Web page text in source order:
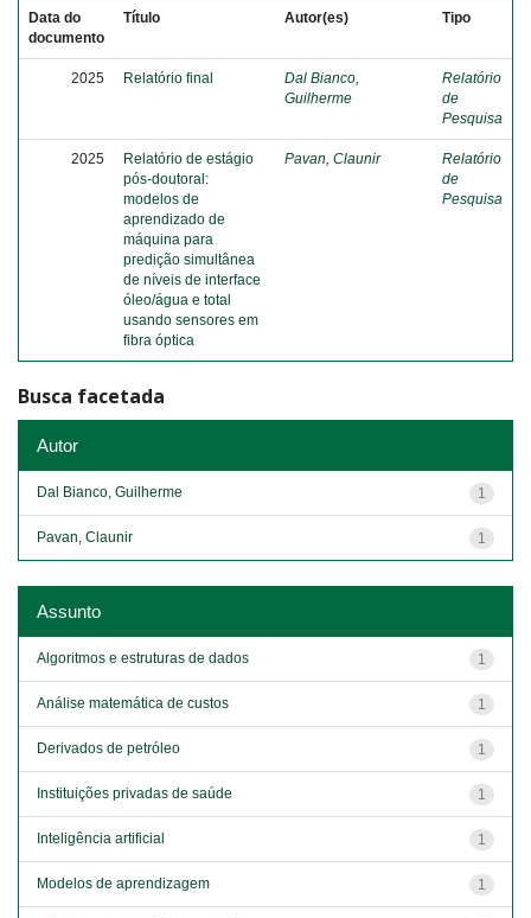
Data do
documento
Título Autor(es) Tipo
2025 Relatório final
Dal Bianco,
Guilherme
Relatório
de
Pesquisa
2025
Relatório de estágio
pós-doutoral:
modelos de
aprendizado de
máquina para
predição simultânea
de níveis de interface
óleo/água e total
usando sensores em
fibra óptica
Pavan, Claunir
Relatório
de
Pesquisa
Busca facetada
Autor
1
Dal Bianco, Guilherme
1
Pavan, Claunir
Assunto
1
Algoritmos e estruturas de dados
1
Análise matemática de custos
1
Derivados de petróleo
1
Instituições privadas de saúde
1
Inteligência artificial
1
Modelos de aprendizagem